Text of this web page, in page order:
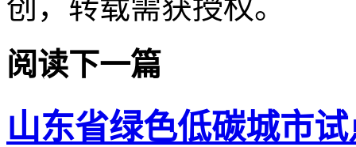
创，转载需获授权。
阅读下一篇
山东省绿色低碳城市